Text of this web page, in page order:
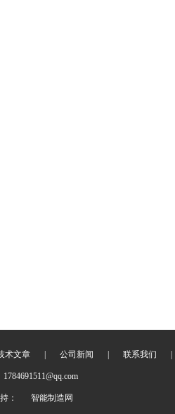
术文章 公司新闻 联系我们
： 智能制造网